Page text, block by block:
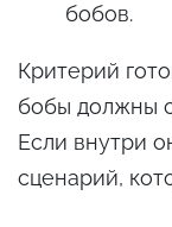
бобов.
Критерий
бобы должны
Если внутри
сценарий,